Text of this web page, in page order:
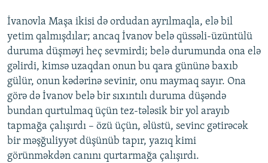
İvanovla Maşa ikisi də ordudan ayrılmaqla, elə bil
yetim qalmışdılar; ancaq İvanov belə qüssəli-üzüntülü
duruma düşməyi heç sevmirdi; belə durumunda ona elə
gəlirdi, kimsə uzaqdan onun bu qara gününə baxıb
gülür, onun kədərinə sevinir, onu maymaq sayır. Ona
görə də İvanov belə bir sıxıntılı duruma düşəndə
bundan qurtulmaq üçün tez-tələsik bir yol arayıb
tapmağa çalışırdı – özü üçün, əlüstü, sevinc gətirəcək
bir məşğuliyyət düşünüb tapır, yazıq kimi
görünməkdən canını qurtarmağa çalışırdı.